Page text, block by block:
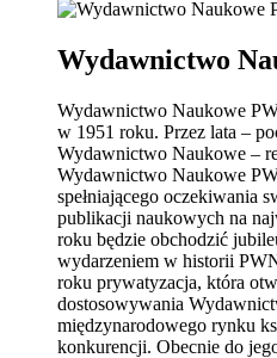
Wydawnictwo
Wydawnictwo Naukowe
w 1951 roku. Przez lata –
Wydawnictwo Naukowe –
Wydawnictwo Naukowe
spełniającego oczekiwania
publikacji naukowych na
roku będzie obchodzić
wydarzeniem w historii
roku prywatyzacja, która
dostosowywania
międzynarodowego rynku
konkurencji. Obecnie do